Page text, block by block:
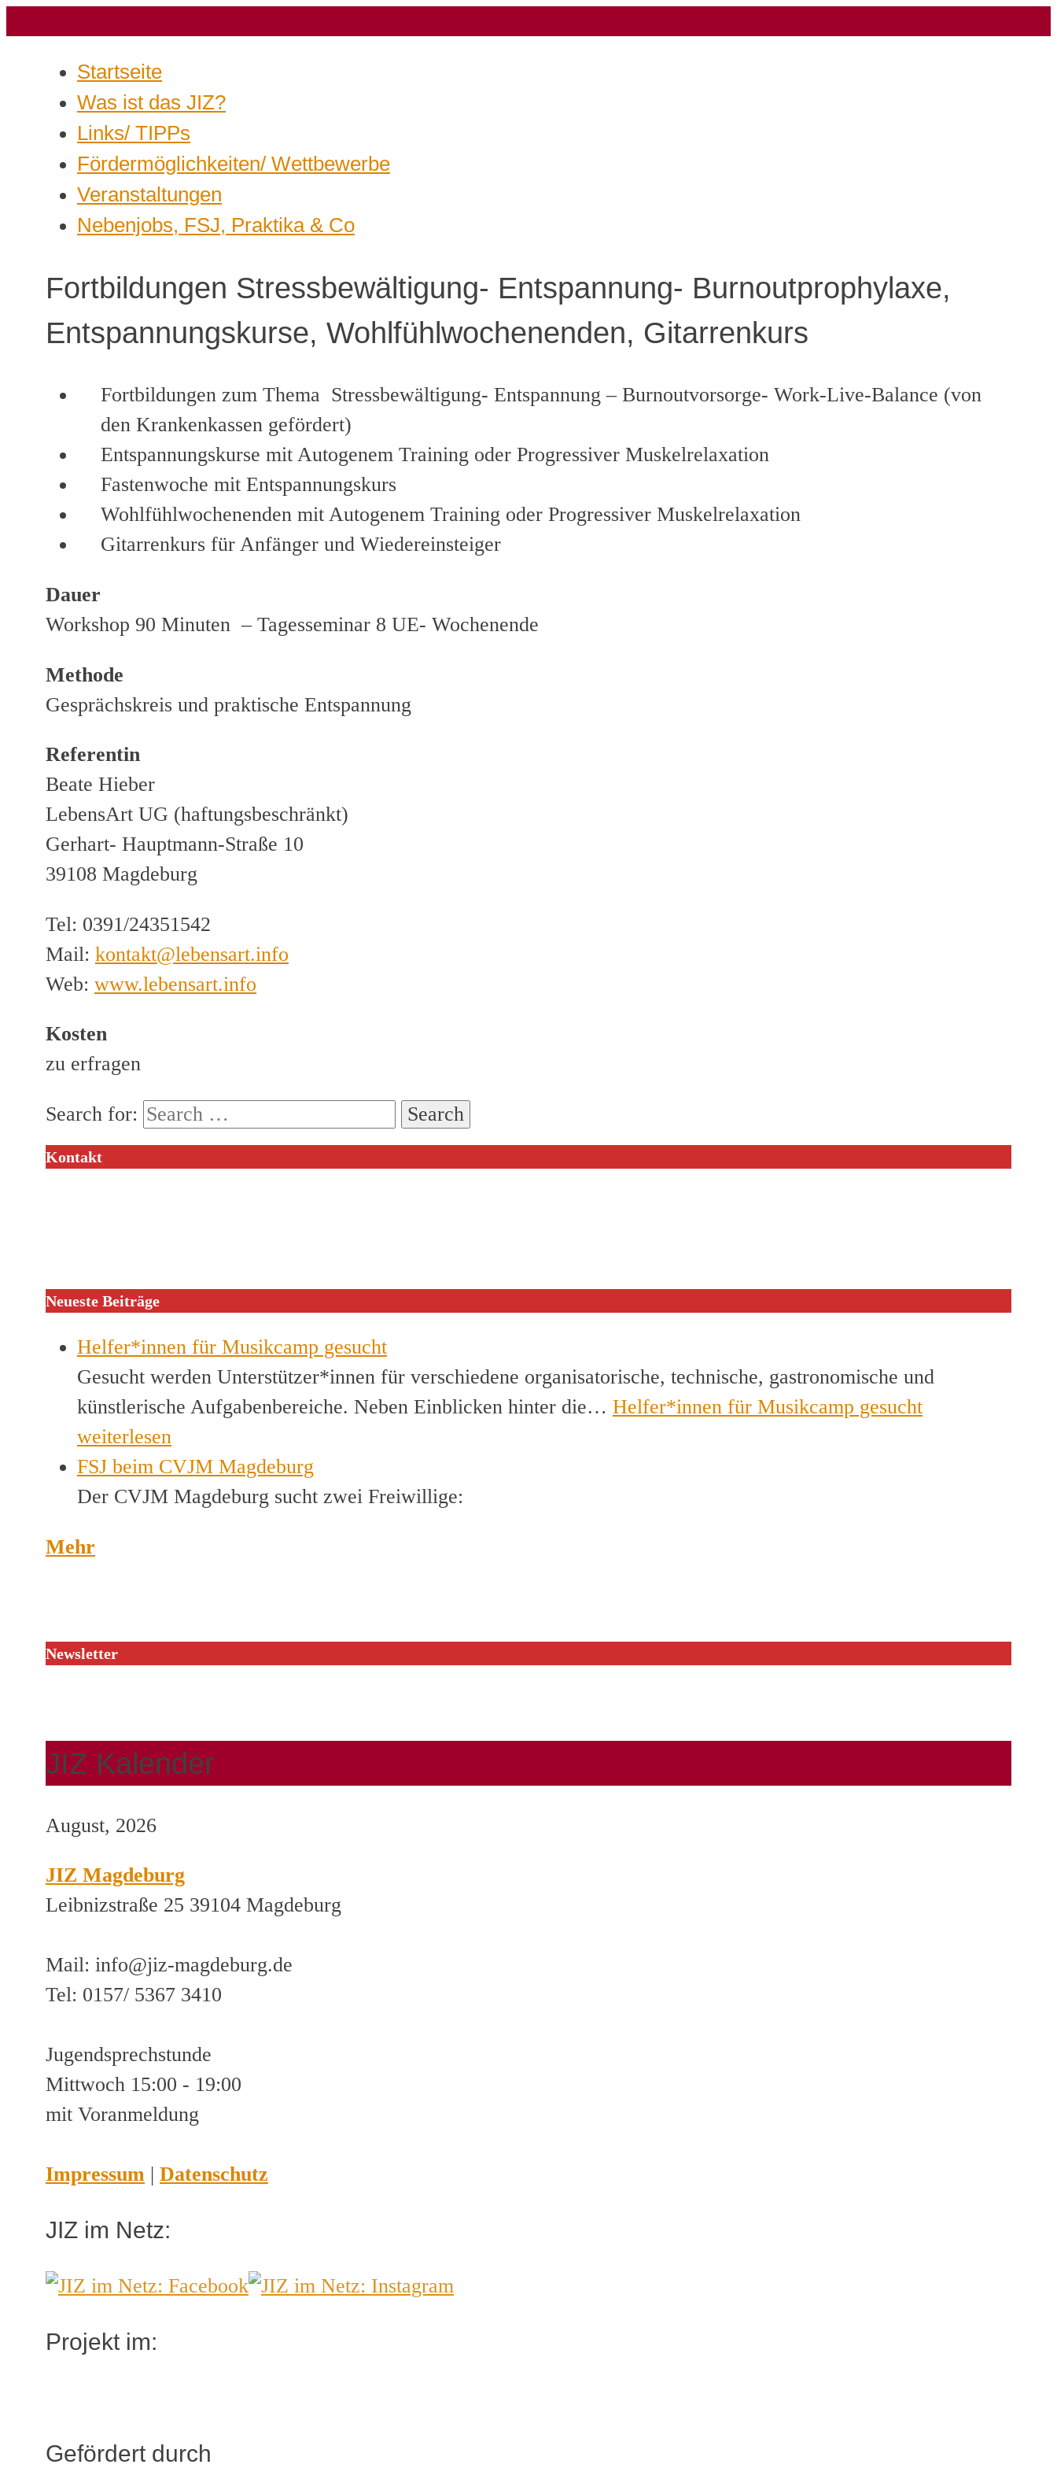
Startseite
Was ist das JIZ?
Links/ TIPPs
Fördermöglichkeiten/ Wettbewerbe
Veranstaltungen
Nebenjobs, FSJ, Praktika & Co
Fortbildungen Stressbewältigung- Entspannung- Burnoutprophylaxe,
Entspannungskurse, Wohlfühlwochenenden, Gitarrenkurs
Fortbildungen zum Thema Stressbewältigung- Entspannung – Burnoutvorsorge- Work-Live-Balance (von
den Krankenkassen gefördert)
Entspannungskurse mit Autogenem Training oder Progressiver Muskelrelaxation
Fastenwoche mit Entspannungskurs
Wohlfühlwochenenden mit Autogenem Training oder Progressiver Muskelrelaxation
Gitarrenkurs für Anfänger und Wiedereinsteiger
Dauer
Workshop 90 Minuten – Tagesseminar 8 UE- Wochenende
Methode
Gesprächskreis und praktische Entspannung
Referentin
Beate Hieber
LebensArt UG (haftungsbeschränkt)
Gerhart- Hauptmann-Straße 10
39108 Magdeburg
Tel: 0391/24351542
Mail: kontakt@lebensart.info
Web: www.lebensart.info
Kosten
zu erfragen
Search for:
Kontakt
Neueste Beiträge
Helfer*innen für Musikcamp gesucht
Gesucht werden Unterstützer*innen für verschiedene organisatorische, technische, gastronomische und
künstlerische Aufgabenbereiche. Neben Einblicken hinter die… Helfer*innen für Musikcamp gesucht
weiterlesen
FSJ beim CVJM Magdeburg
Der CVJM Magdeburg sucht zwei Freiwillige:
Mehr
Newsletter
JIZ Kalender
August, 2026
JIZ Magdeburg
Leibnizstraße 25 39104 Magdeburg
Mail: info@jiz-magdeburg.de
Tel: 0157/ 5367 3410
Jugendsprechstunde
Mittwoch 15:00 - 19:00
mit Voranmeldung
Impressum | Datenschutz
JIZ im Netz:
Projekt im:
Gefördert durch